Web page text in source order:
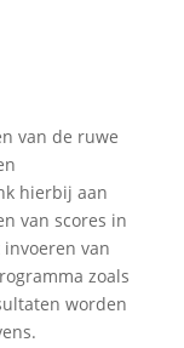
van de ruwe
hierbij aan
van scores in
van
zoals
worden